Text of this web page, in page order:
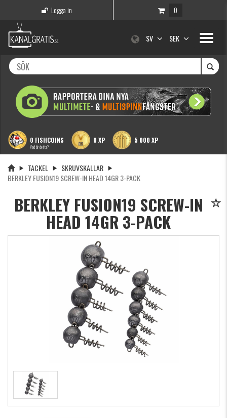
Logga in 0
Toggle
SV SEK
0 FISHCOINS
Vad är detta?
0 XP 5 000 XP
TACKEL
SKRUVSKALLAR
BERKLEY FUSION19 SCREW-IN HEAD 14GR 3-PACK
BERKLEY FUSION19 SCREW-IN
HEAD 14GR 3-PACK